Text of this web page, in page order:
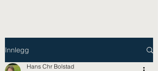
Innlegg
Hans Chr Bolstad